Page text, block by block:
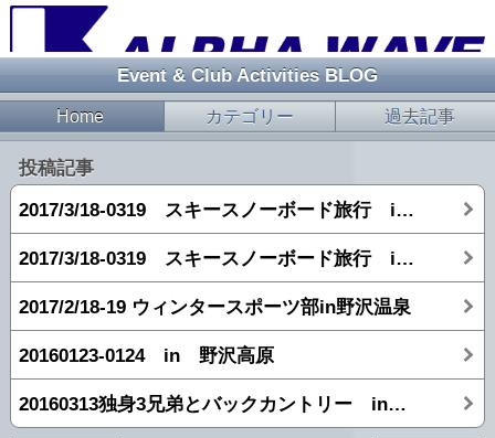
Event & Club Activities BLOG
Home カテゴリー 過去記事
投稿記事
2017/3/18-0319 スキースノーボード旅行 in 志賀高原 【2日目】
2017/3/18-0319 スキースノーボード旅行 in 志賀高原 【1日目】
2017/2/18-19 ウィンタースポーツ部in野沢温泉
20160123-0124 in 野沢高原
20160313独身3兄弟とバックカントリー in 志賀高原